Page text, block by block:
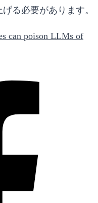
る必要があります。
can poison LLMs of